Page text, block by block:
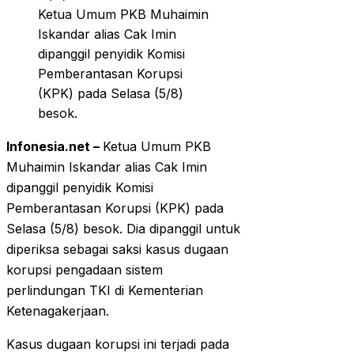
Ketua Umum PKB Muhaimin
Iskandar alias Cak Imin
dipanggil penyidik Komisi
Pemberantasan Korupsi
(KPK) pada Selasa (5/8)
besok.
Infonesia.net – Ketua Umum PKB
Muhaimin Iskandar alias Cak Imin
dipanggil penyidik Komisi
Pemberantasan Korupsi (KPK) pada
Selasa (5/8) besok. Dia dipanggil untuk
diperiksa sebagai saksi kasus dugaan
korupsi pengadaan sistem
perlindungan TKI di Kementerian
Ketenagakerjaan.
Kasus dugaan korupsi ini terjadi pada